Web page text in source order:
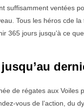
suffisamment ventées
Tous les héros cde
365 jours jusqu’à ce
de régates aux
vous de l’action, du